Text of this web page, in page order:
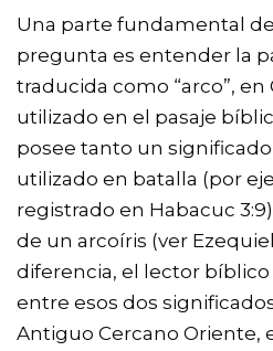
Una parte fundamental
pregunta es entender la
traducida como “arco”, en
utilizado en el pasaje
posee tanto un
utilizado en batalla (por
registrado en Habacuc
de un arcoíris (ver Ezequiel
diferencia, el lector
entre esos dos
Antiguo Cercano Oriente,